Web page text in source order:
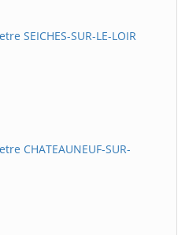
SEICHES-SUR-LE-LOIR
CHATEAUNEUF-SUR-